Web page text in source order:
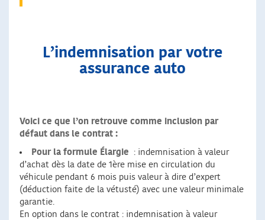
L’indemnisation par votre
assurance auto
Voici ce que l’on retrouve comme inclusion par
défaut dans le contrat :
Pour la formule Élargie : indemnisation à valeur
d’achat dès la date de 1ère mise en circulation du
véhicule pendant 6 mois puis valeur à dire d’expert
(déduction faite de la vétusté) avec une valeur minimale
garantie.
En option dans le contrat : indemnisation à valeur